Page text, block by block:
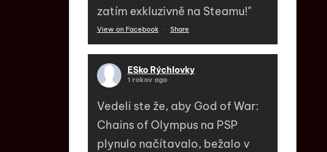
zatím exkluzivně na Steamu!"
View on Facebook · Share
ESko Rýchlovky
1 rokov ago
Vedeli ste že, aby God of War:
Chains of Olympus na PSP
plynulo načítavalo, bežalo v